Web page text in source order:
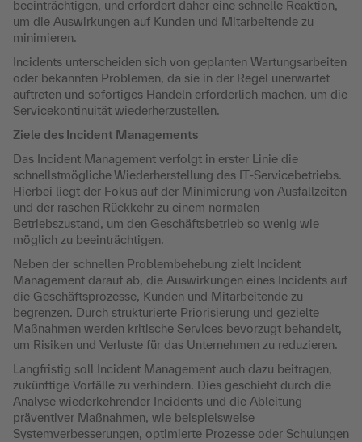
beeinträchtigen, und erfordert daher eine schnelle Reaktion,
um die Auswirkungen auf Kunden und Mitarbeitende zu
minimieren.
Incidents unterscheiden sich von geplanten Wartungsarbeiten
oder bekannten Problemen, da sie in der Regel unerwartet
auftreten und sofortiges Handeln erforderlich machen, um die
Servicekontinuität wiederherzustellen.
Ziele des Incident Managements
Das Incident Management verfolgt in erster Linie die
schnellstmöglicheWiederherstellung des IT-Servicebetriebs.
Hierbei liegt der Fokus auf der Minimierung von Ausfallzeiten
und der raschen Rückkehr zu einem normalen
Betriebszustand, um den Geschäftsbetrieb so wenig wie
möglich zu beeinträchtigen.
Neben der schnellen Problembehebung zielt Incident
Management darauf ab, die Auswirkungen eines Incidents auf
die Geschäftsprozesse, Kunden und Mitarbeitende zu
begrenzen. Durch strukturierte Priorisierung und gezielte
Maßnahmen werden kritische Services bevorzugt behandelt,
um Risiken und Verluste für das Unternehmen zu reduzieren.
Langfristig soll Incident Management auch dazu beitragen,
zukünftige Vorfälle zu verhindern. Dies geschieht durch die
Analyse wiederkehrender Incidents und die Ableitung
präventiver Maßnahmen, wie beispielsweise
Systemverbesserungen, optimierte Prozesse oder Schulungen